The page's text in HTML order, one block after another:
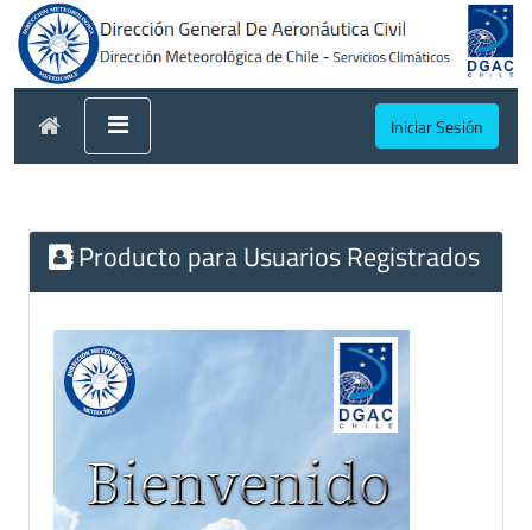
Iniciar Sesión
Producto para Usuarios Registrados